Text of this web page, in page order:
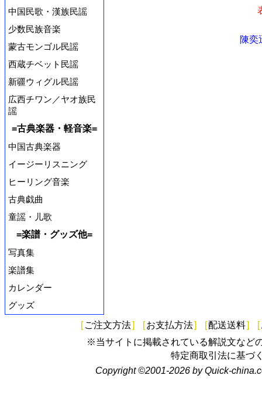
中国民歌・漢族民謡
少数民族音楽
蒙古モンゴル民謡
西蔵チベット民謡
新疆ウィグル民謡
広西チワン／ヤオ族民
謡
=古典楽器・軽音楽=
中国古典楽器
イージーリスニング
ヒーリング音楽
古典戯曲
童謡・儿歌
=楽譜・グッズ他=
写真集
楽譜集
カレンダー
グッズ
陳奕
[ ご注文方法] [お支払方法] [配送送料] [
※当サイトに掲載されている解説文など
特定商取引法に基づ
Copyright ©2001-2026 by Quick-